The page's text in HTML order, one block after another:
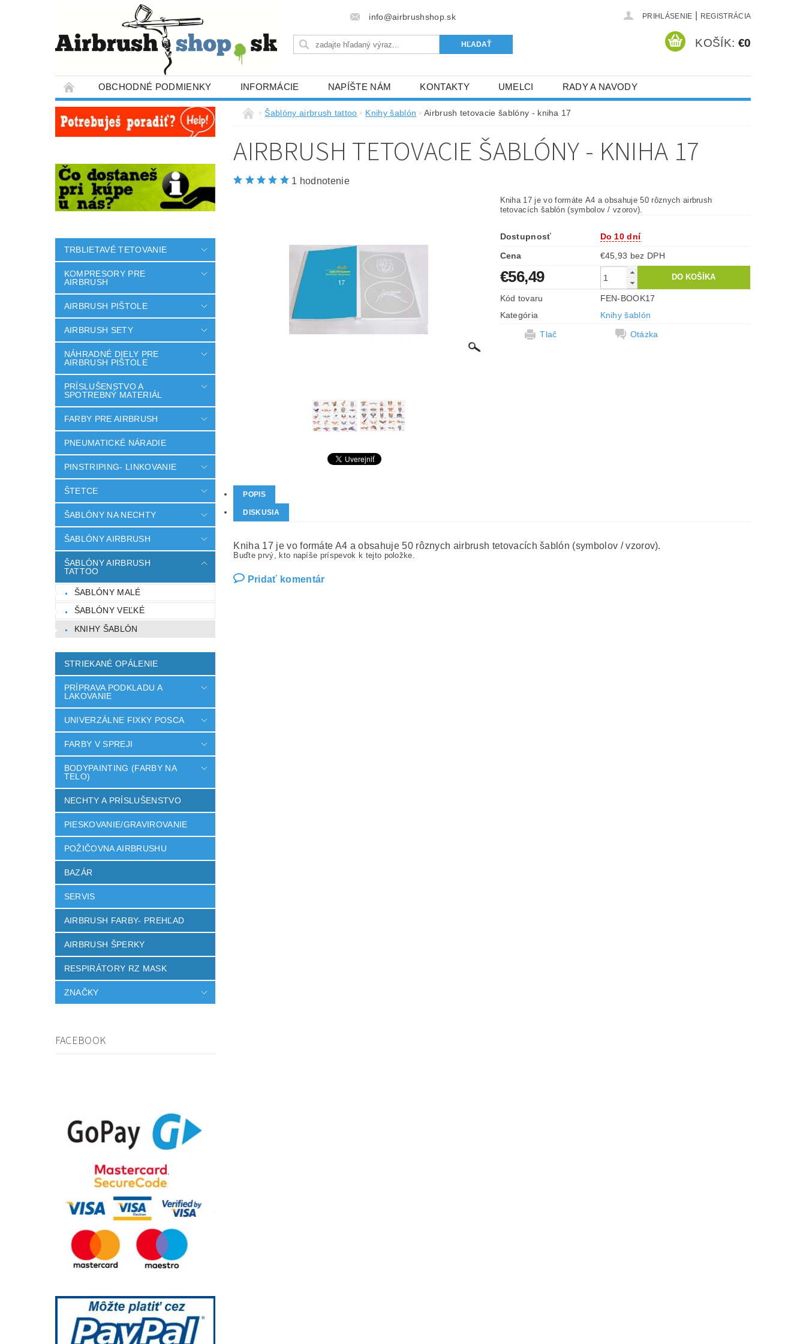
info@airbrushshop.sk PRIHLÁSENIE REGISTRÁCIA
KOŠÍK: €0
OBCHODNÉ PODMIENKY INFORMÁCIE NAPÍŠTE NÁM KONTAKTY UMELCI RADY A NAVODY
TRBLIETAVÉ TETOVANIE
KOMPRESORY PRE
AIRBRUSH
AIRBRUSH PIŠTOLE
AIRBRUSH SETY
NÁHRADNÉ DIELY PRE
AIRBRUSH PIŠTOLE
PRÍSLUŠENSTVO A
SPOTREBNÝ MATERIÁL
FARBY PRE AIRBRUSH
PNEUMATICKÉ NÁRADIE
PINSTRIPING- LINKOVANIE
ŠTETCE
ŠABLÓNY NA NECHTY
ŠABLÓNY AIRBRUSH
ŠABLÓNY AIRBRUSH
TATTOO
ŠABLÓNY MALÉ
ŠABLÓNY VEĽKÉ
KNIHY ŠABLÓN
STRIEKANÉ OPÁLENIE
PRÍPRAVA PODKLADU A
LAKOVANIE
UNIVERZÁLNE FIXKY POSCA
FARBY V SPREJI
BODYPAINTING (FARBY NA
TELO)
NECHTY A PRÍSLUŠENSTVO
PIESKOVANIE/GRAVIROVANIE
POŽIČOVNA AIRBRUSHU
BAZÁR
SERVIS
AIRBRUSH FARBY- PREHĽAD
AIRBRUSH ŠPERKY
RESPIRÁTORY RZ MASK
ZNAČKY
FACEBOOK
Šablóny airbrush tattoo Knihy šablón Airbrush tetovacie šablóny - kniha 17
AIRBRUSH TETOVACIE ŠABLÓNY - KNIHA 17
1 hodnotenie
Kniha 17 je vo formáte A4 a obsahuje 50 rôznych airbrush
tetovacích šablón (symbolov / vzorov).
Dostupnosť
Do 10 dní
Cena
€45,93 bez DPH
€56,49
Kód tovaru
FEN-BOOK17
Kategória
Knihy šablón
Tlač
Otázka
POPIS
DISKUSIA
Kniha 17 je vo formáte A4 a obsahuje 50 rôznych airbrush tetovacích šablón (symbolov / vzorov).
Buďte prvý, kto napíše príspevok k tejto položke.
Pridať komentár